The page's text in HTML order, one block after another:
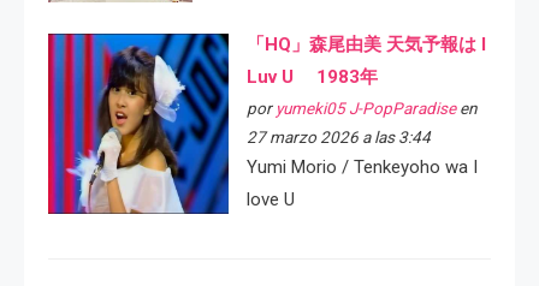
「HQ」森尾由美 天気予報は I
Luv U 1983年
por yumeki05 J-PopParadiseen
27 marzo 2026 a las 3:44
Yumi Morio / Tenkeyoho wa I
love U